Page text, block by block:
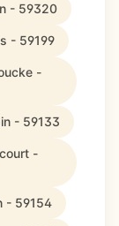
- 59320
- 59199
-
- 59133
-
- 59154